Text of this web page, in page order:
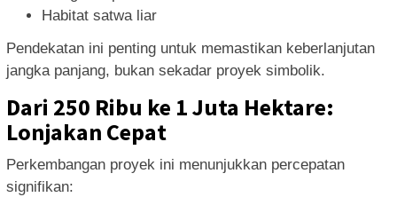
Habitat satwa liar
Pendekatan ini penting untuk memastikan keberlanjutan
jangka panjang, bukan sekadar proyek simbolik.
Dari 250 Ribu ke 1 Juta Hektare:
Lonjakan Cepat
Perkembangan proyek ini menunjukkan percepatan
signifikan: